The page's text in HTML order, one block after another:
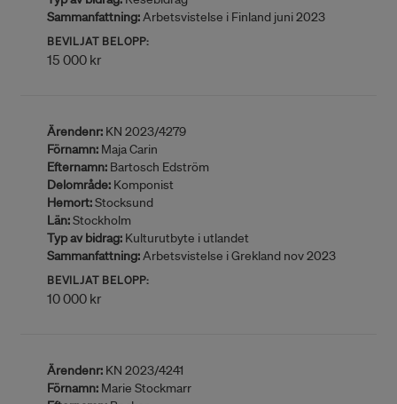
Sammanfattning:Arbetsvistelse i Finland juni 2023
BEVILJAT BELOPP:
15 000 kr
Ärendenr: KN 2023/4279
Förnamn: Maja Carin
Efternamn: Bartosch Edström
Delområde: Komponist
Hemort:Stocksund
Län:Stockholm
Typ av bidrag: Kulturutbyte i utlandet
Sammanfattning:Arbetsvistelse i Grekland nov 2023
BEVILJAT BELOPP:
10 000 kr
Ärendenr: KN 2023/4241
Förnamn: Marie Stockmarr